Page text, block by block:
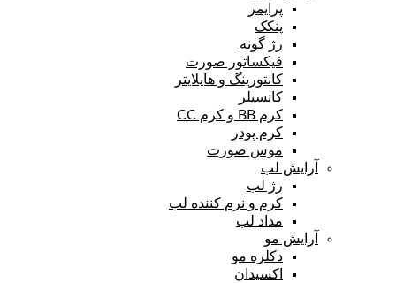
پرایمر
پنکک
رژ گونه
فیکساتور صورت
کانتورینگ و هایلایتر
کانسیلر
کرم BB و کرم CC
کرم پودر
موس صورت
آرایش لب
رژ لب
کرم و نرم کننده لب
مداد لب
آرایش مو
دکلره مو
اکسیدان